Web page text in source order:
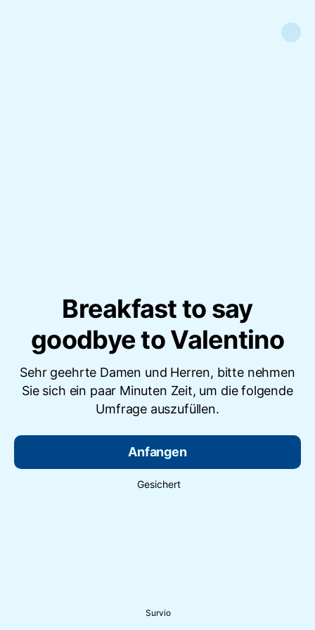
Breakfast to say
goodbye to Valentino
Sehr geehrte Damen und Herren, bitte nehmen
Sie sich ein paar Minuten Zeit, um die folgende
Umfrage auszufüllen.
Anfangen
Gesichert
Survio